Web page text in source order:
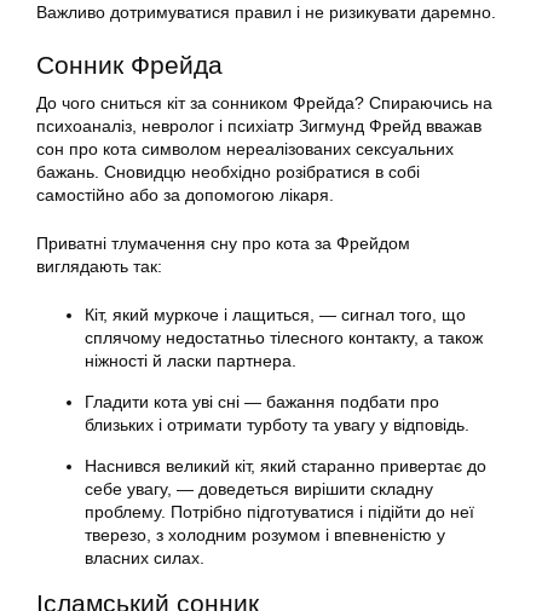
Важливо дотримуватися правил і не ризикувати даремно.
Сонник Фрейда
До чого сниться кіт за сонником Фрейда? Спираючись на
психоаналіз, невролог і психіатр Зигмунд Фрейд вважав
сон про кота символом нереалізованих сексуальних
бажань. Сновидцю необхідно розібратися в собі
самостійно або за допомогою лікаря.
Приватні тлумачення сну про кота за Фрейдом
виглядають так:
Кіт, який муркоче і лащиться, — сигнал того, що
сплячому недостатньо тілесного контакту, а також
ніжності й ласки партнера.
Гладити кота уві сні — бажання подбати про
близьких і отримати турботу та увагу у відповідь.
Наснився великий кіт, який старанно привертає до
себе увагу, — доведеться вирішити складну
проблему. Потрібно підготуватися і підійти до неї
тверезо, з холодним розумом і впевненістю у
власних силах.
Ісламський сонник